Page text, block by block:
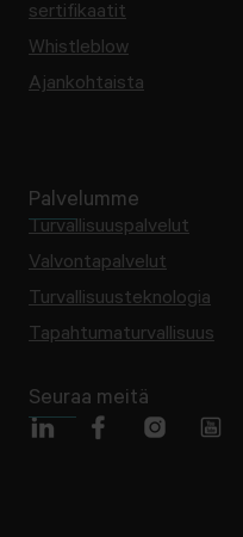
sertifikaatit
Whistleblow
Ajankohtaista
Palvelumme
Turvallisuuspalvelut
Valvontapalvelut
Turvallisuusteknologia
Tapahtumaturvallisuus
Seuraa meitä